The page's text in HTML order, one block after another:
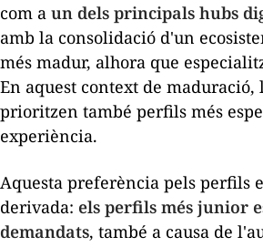
com a un dels principals hubs
amb la consolidació d'un
més madur, alhora que
En aquest context de maduració,
prioritzen també perfils més
experiència.
Aquesta preferència pels perfils
derivada: els perfils més junior
demandats, també a causa de